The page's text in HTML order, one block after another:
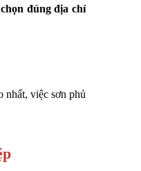
đúng địa chỉ
nhất, việc sơn phủ